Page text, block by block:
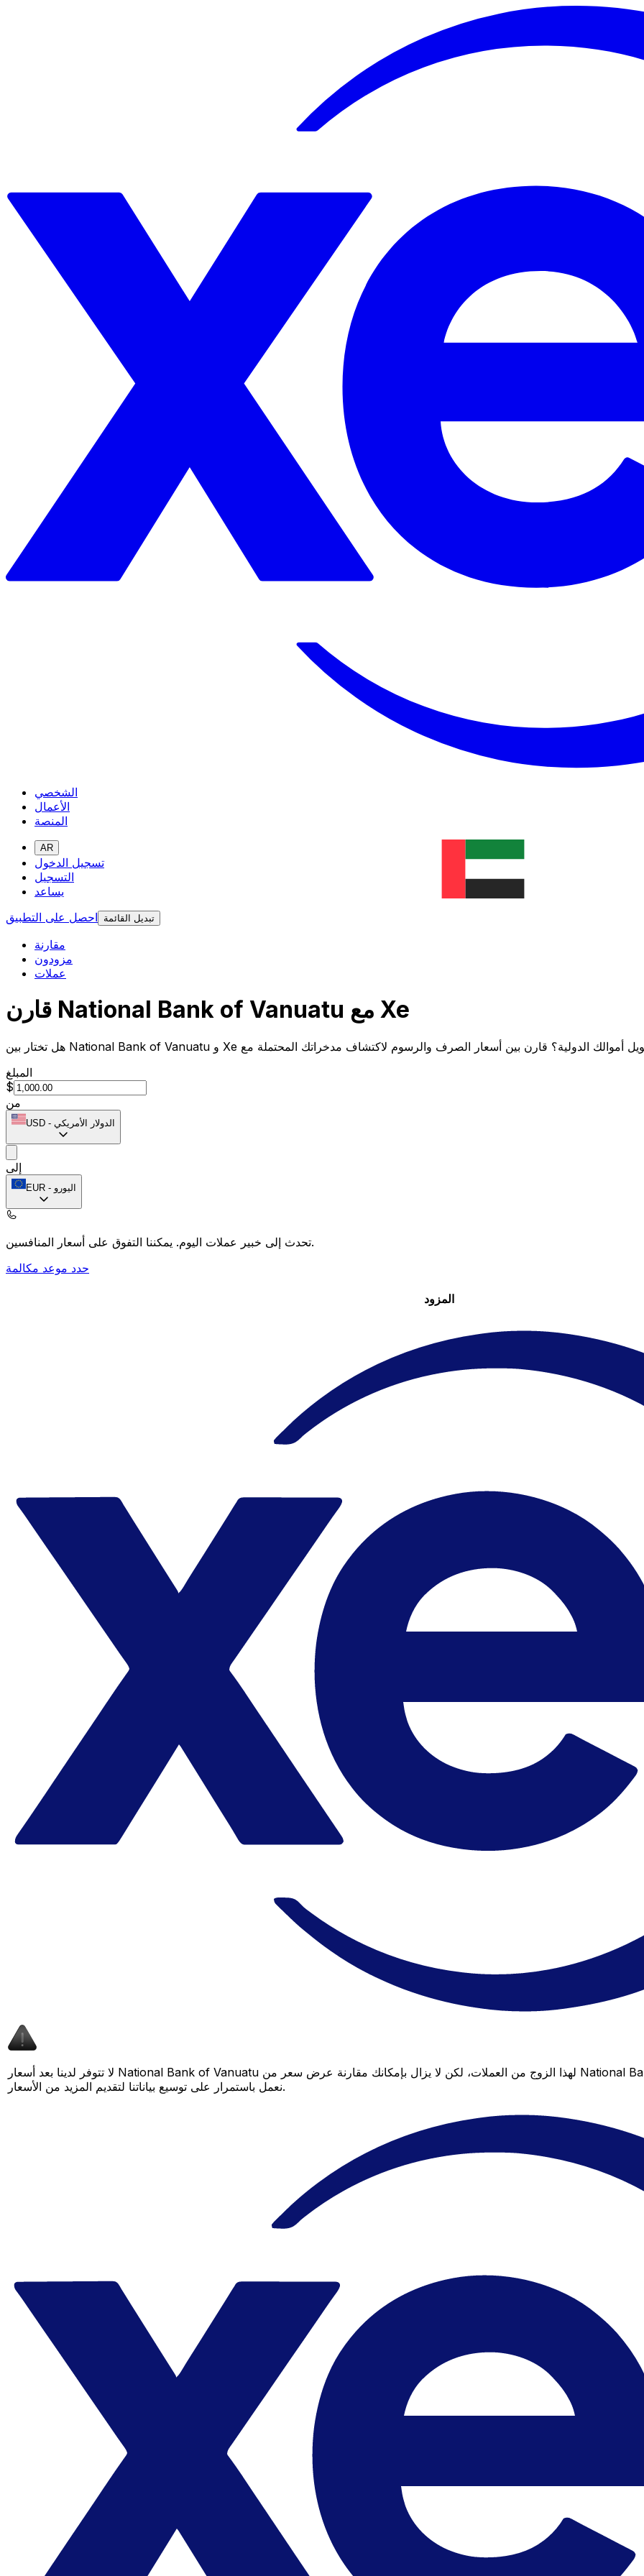
الشخصي
الأعمال
المنصة
AR
تسجيل الدخول
التسجيل
يساعد
احصل على التطبيق
تبديل القائمة
مقارنة
مزودون
عملات
قارن National Bank of Vanuatu مع Xe
المبلغ
$
من
USD - الدولار الأمريكي
إلى
EUR - اليورو
تحدث إلى خبير عملات اليوم.يمكننا التفوق على أسعار المنافسين.
حدد موعد مكالمة
المزود
لا تتوفر لدينا بعد أسعار National Bank of Vanuatu لهذا الزوج من العملات، لكن لا يزال بإمكانك مقارنة عرض سعر من National Bank of Vanuatu بسعر Xe المباشر لمعرفة التوفير المحتمل. عد لاحقًا، فنحن
نعمل باستمرار على توسيع بياناتنا لتقديم المزيد من الأسعار.